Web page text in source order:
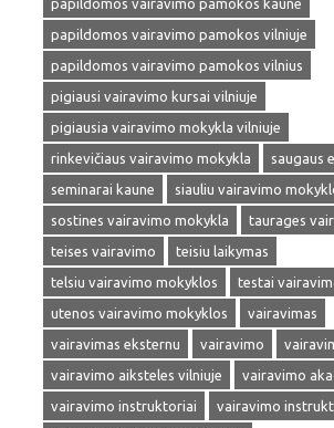
papildomos vairavimo pamokos kaune
papildomos vairavimo pamokos vilniuje
papildomos vairavimo pamokos vilnius
pigiausi vairavimo kursai vilniuje
pigiausia vairavimo mokykla vilniuje
rinkevičiaus vairavimo mokykla
saugaus
seminarai kaune
siauliu vairavimo
sostines vairavimo mokykla
taurages
teises vairavimo
teisiu laikymas
telsiu vairavimo mokyklos
testai
utenos vairavimo mokyklos
vairavimas
vairavimas eksternu
vairavimo
vairavimo aiksteles vilniuje
vairavimo
vairavimo instruktoriai
vairavimo